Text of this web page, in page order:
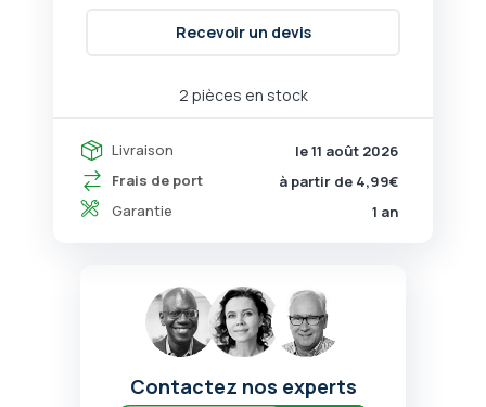
2 pièces en stock
Livraison
le 11 août 2026
Frais de port
à partir de 4,99€
Garantie
1 an
Recevoir un devis
Contactez nos experts